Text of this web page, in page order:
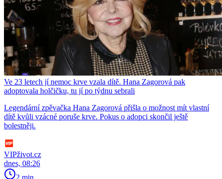
Ve 23 letech jí nemoc krve vzala dítě. Hana Zagorová pak
adoptovala holčičku, tu jí po týdnu sebrali
Legendární zpěvačka Hana Zagorová přišla o možnost mít vlastní
dítě kvůli vzácné poruše krve. Pokus o adopci skončil ještě
bolestněji.
VIPživot.cz
dnes, 08:26
2 min